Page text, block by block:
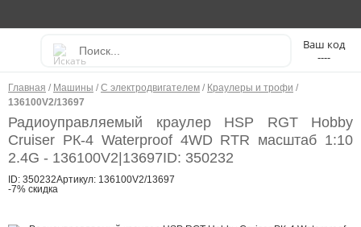
----
Главная / Машины / С электродвигателем / Краулеры и трофи /
136100V2/13697
Радиоуправляемый краулер HSP RGT Hobby
Cruiser РК-4 Waterproof 4WD RTR масштаб 1:10
2.4G - 136100V2|13697ID: 350232
ID: 350232Артикул: 136100V2/13697
-7% скидка